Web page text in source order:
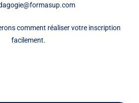
comment réaliser votre inscription
facilement.